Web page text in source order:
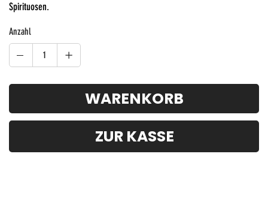
Spirituosen.
Anzahl
WARENKORB
ZUR KASSE